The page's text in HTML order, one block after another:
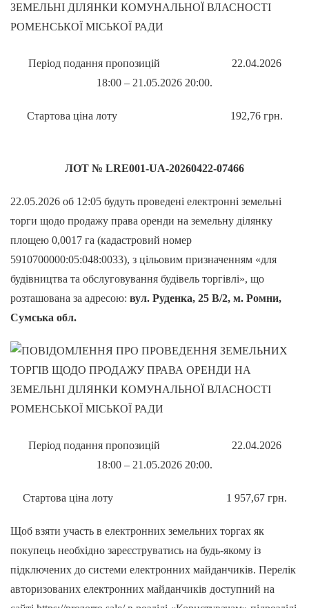
Період подання пропозицій 22.04.2026
18:00 – 21.05.2026 20:00.
Стартова ціна лоту 192,76 грн.
ЛОТ № LRE001-UA-20260422-07466
22.05.2026 об 12:05 будуть проведені електронні земельні
торги щодо продажу права оренди на земельну ділянку
площею 0,0017 га (кадастровий номер
5910700000:05:048:0033), з цільовим призначенням «для
будівництва та обслуговування будівель торгівлі», що
розташована за адресою: вул. Руденка, 25 В/2, м. Ромни,
Сумська обл.
Період подання пропозицій 22.04.2026
18:00 – 21.05.2026 20:00.
Стартова ціна лоту 1 957,67 грн.
Щоб взяти участь в електронних земельних торгах як
покупець необхідно зареєструватись на будь-якому із
підключених до системи електронних майданчиків. Перелік
авторизованих електронних майданчиків доступний на